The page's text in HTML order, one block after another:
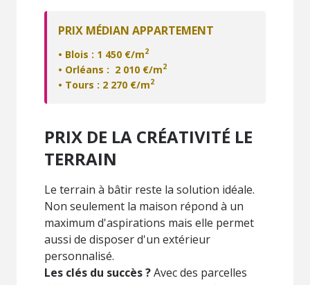
PRIX MÉDIAN APPARTEMENT
• Blois : 1 450 €/m2
• Orléans : 2 010 €/m2
• Tours : 2 270 €/m2
PRIX DE LA CRÉATIVITÉ LE
TERRAIN
Le terrain à bâtir reste la solution idéale.
Non seulement la maison répond à un
maximum d'aspirations mais elle permet
aussi de disposer d'un extérieur
personnalisé.
Les clés du succès ?Avec des parcelles